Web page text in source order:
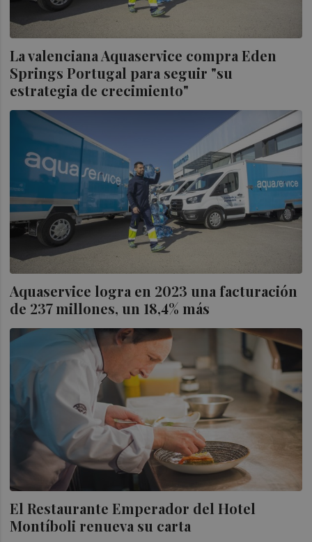
La valenciana Aquaservice compra Eden
Springs Portugal para seguir "su
estrategia de crecimiento"
Aquaservice logra en 2023 una facturación
de 237 millones, un 18,4% más
El Restaurante Emperador del Hotel
Montíboli renueva su carta